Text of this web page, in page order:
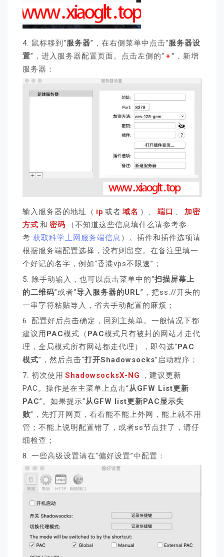
4. 鼠标移到“服务器”，在右侧菜单中点击“服务器设
置”，进入服务器配置页面。点击左侧的“ + ”，新增
服务器：
输入服务器的地址（ ip 或者 域名 ）、 端口 、
加密
方式 和 密码
（不知道这些信息填什么请参考参
考 获取科学上网服务端信息 ）。插件和插件选项请
根据服务端配置选择，没有则留空。在备注里填一
个好记的名字，例如“香港vps不限速”；
5. 除手动输入，也可以点击菜单中的“扫描屏幕上
的二维码”或者“导入服务器的URL”，把ss://开头的
一串字符粘贴导入，省去手动配置的麻烦；
6. 配置好后点击确定，回到主菜单。一般情况下都
建议用 PAC模式（ PAC模式只有被封的网站才走代
理，全局模式所有网站都走代理），即勾选“PAC
模式”，然后点击“打开Shadowsocks”启动程序；
7. 初次使用 ShadowsocksX-NG
，建议更新
PAC。操作是在主菜单上点击“从GFW List更新
PAC”。如果提示“从GFW list更新PAC显示失
败”，先打开网页，看看能不能上外网，能上就不用
管；不能上说明配置错了，或者ss节点挂了，请仔
细检查；
8. 一些高级设置请在“偏好设置”中配置：